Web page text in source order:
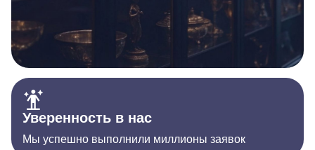
Уверенность в нас
Мы успешно выполнили миллионы заявок